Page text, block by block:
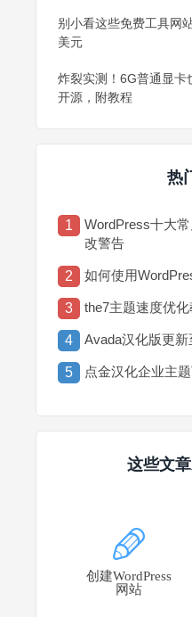
别小看这些免费工具网
美元
炸裂实测！6G普通显卡
开源，附教程
热
1
WordPress十大
改警告
2 如何使用
3 the7主题速度优化
4 Avada汉化版更新
5 点金汉化企业主
这些文
创建WordPress
网站